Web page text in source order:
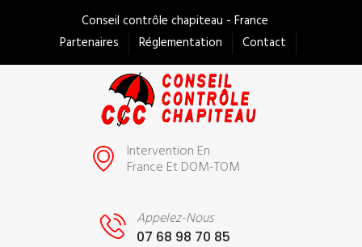
Conseil contrôle chapiteau - France
Partenaires
Réglementation Contact
Intervention En
France Et DOM-TOM
Appelez-Nous
07 68 98 70 85